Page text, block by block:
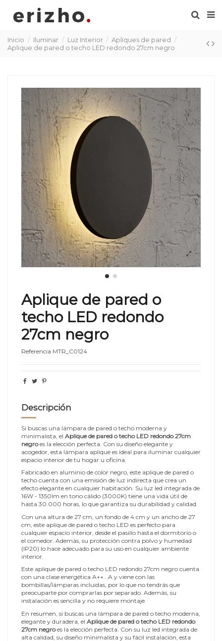
Inicio Iluminar Luz Interior
Apliques de pared
Aplique de pared o techo LED redondo 27cm negro
Aplique de pared o
techo LED redondo
27cm negro
Referencia MTR_C0124
Descripción
Si buscas una lámpara de pared o techo moderna y
minimalista, el Aplique de pared o techo LED redondo 27cm
negroes la elección perfecta. Con su diseño elegante y
acogedor, esta lámpara aplique es ideal para iluminar cualquier
espacio interior de tu hogar u oficina.
Fabricado en aluminio de color negro, este aplique de pared o
techo cuenta con una emisión de luz indirecta que crea un
efecto elegante en cualquier habitación. Su luz led integrada de
16W - 1350lm en tono cálido (3000K) tiene una vida útil de
hasta 30.000 horas, lo que garantiza su durabilidad y calidad.
Con una altura de 27 cm, un fondo de 4 cm y un ancho de 27
cm, este aplique de pared o techo LED es perfecto para
cualquier espacio interior, desde el pasillo hasta el dormitorio o
el comedor. Además, su protección contra polvo y humedad
(IP20) lo hace adecuado para su uso en cualquier ambiente
interior.
Este aplique de pared o techo LED redondo 27cm negro cuenta
con una clase energética A++...A y viene con las
bombillas/lámparas incluidas, por lo que no tendrás que
preocuparte por comprarlas por separado. Además, su
instalación es sencilla y no requiere montaje.
En resumen, si buscas una lámpara de pared o techo moderna,
elegante y duradera, el Aplique de pared o techo LED redondo
27cm negroes la elección perfecta. Con su luz led integrada de
alta calidad, su diseño minimalista y su fácil instalación, esta